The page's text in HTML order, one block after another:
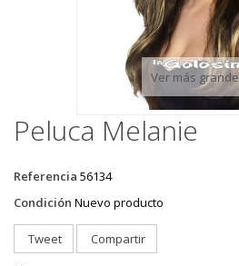
Ver más grande
Peluca Melanie
Referencia 56134
Condición Nuevo producto
Tweet Compartir